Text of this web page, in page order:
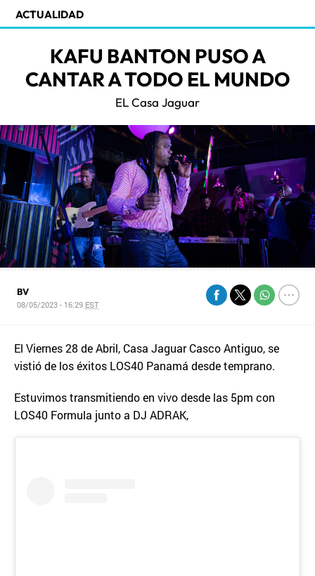
ACTUALIDAD
KAFU BANTON PUSO A
CANTAR A TODO EL MUNDO
EL Casa Jaguar
BV
08/05/2023 - 16:29 EST
El Viernes 28 de Abril, Casa Jaguar Casco Antiguo, se
vistió de los éxitos LOS40 Panamá desde temprano.
Estuvimos transmitiendo en vivo desde las 5pm con
LOS40 Formula junto a DJ ADRAK,